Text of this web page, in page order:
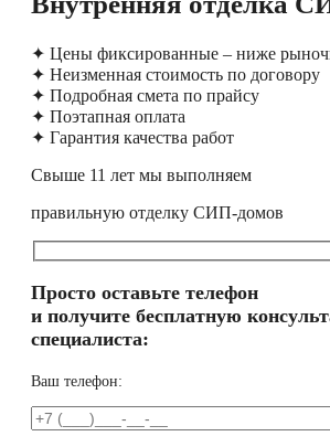
✦ Цены фиксированные – ниже
✦ Неизменная стоимость по договору
✦ Подробная смета по прайсу
✦ Поэтапная оплата
✦ Гарантия качества работ
Свыше 11 лет мы выполняем
правильную отделку СИП-домов
Просто оставьте телефон
и получите бесплатную
специалиста:
Ваш телефон: